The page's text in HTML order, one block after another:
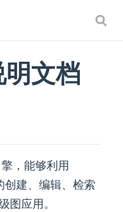
文档
，能够利用
建、编辑、检索
图应用。